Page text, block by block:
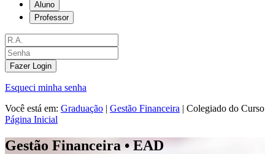
Aluno
Professor
Fazer Login
Esqueci minha senha
Você está em: Graduação | Gestão Financeira | Colegiado do Curso
Página Inicial
Gestão Financeira • EAD